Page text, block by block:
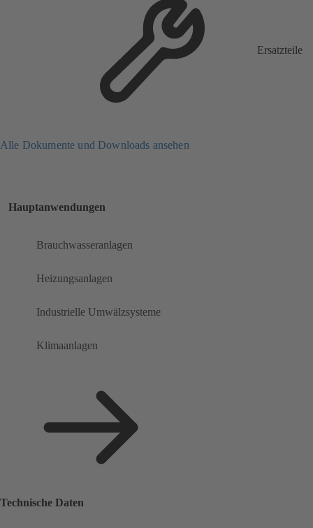
Ersatzteile
Alle Dokumente und Downloads ansehen
Hauptanwendungen
Brauchwasseranlagen
Heizungsanlagen
Industrielle Umwälzsysteme
Klimaanlagen
Technische Daten